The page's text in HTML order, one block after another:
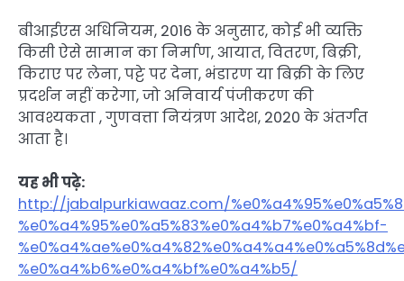
बीआईएस अधिनियम, 2016 के अनुसार, कोई भी व्यक्ति
किसी ऐसे सामान का निर्माण, आयात, वितरण, बिक्री,
किराए पर लेना, पट्टे पर देना, भंडारण या बिक्री के लिए
प्रदर्शन नहीं करेगा, जो अनिवार्य पंजीकरण की
आवश्यकता , गुणवत्ता नियंत्रण आदेश, 2020 के अंतर्गत
आता है।
यह भी पढ़े:
http://jabalpurkiawaaz.com/
%e0%a4%95%e0%a5%83%e0%a4%b7%e0%a4%bf-
%e0%a4%b6%e0%a4%bf%e0%a4%b5/